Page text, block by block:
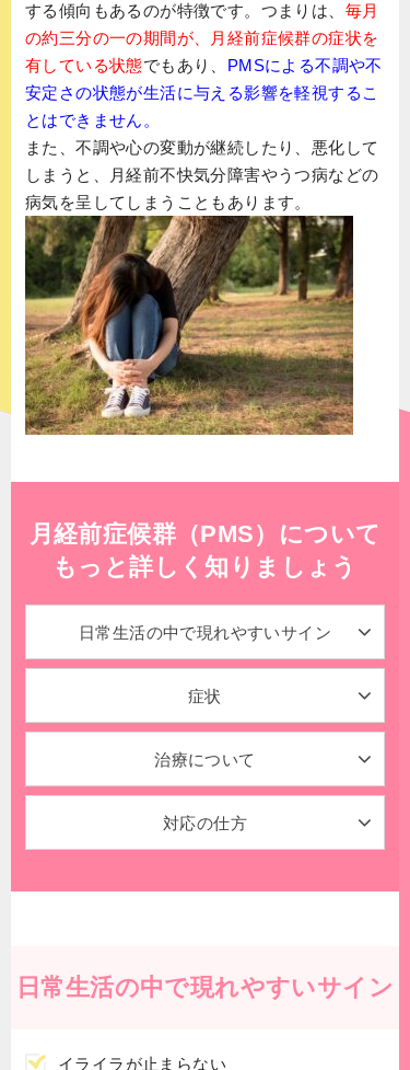
する傾向もあるのが特徴です。つまりは、 毎月
の約三分の一の期間が、月経前症候群の症状を
有している状態でもあり、 PMSによる不調や不
安定さの状態が生活に与える影響を軽視するこ
とはできません。
また、不調や心の変動が継続したり、悪化して
しまうと、
月経前不快気分障害やうつ病などの
病気を呈してしまうこともあります。
月経前症候群（PMS）について
もっと詳しく知りましょう
日常生活の中で現れやすいサイン
症状
治療について
対応の仕方
日常生活の中で現れやすいサイン
イライラが止まらない